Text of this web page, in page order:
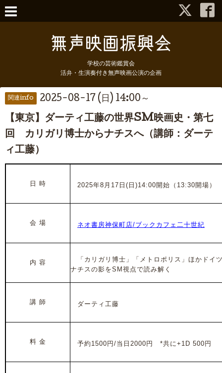
学校の芸術鑑賞会
活弁・生演奏付き無声映画公演の企画
関連info 2025-08-17 (日) 14:00～
【東京】ダーティ工藤の世界SM映画史・第七
回 カリガリ博士からナチスへ（講師：ダーテ
ィ工藤）
日 時 2025年8月17日(日)14:00開始（13:30開場）
会 場 ネオ書房神保町店/ブックカフェ二十世紀
内 容
「カリガリ博士」「メトロポリス」ほかドイ
ナチスの影をSM視点で読み解く
講 師 ダーティ工藤
料 金 予約1500円/当日2000円 *共に+1D 500円